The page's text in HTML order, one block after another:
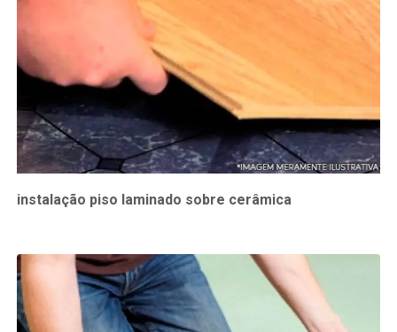
instalação piso laminado sobre cerâmica